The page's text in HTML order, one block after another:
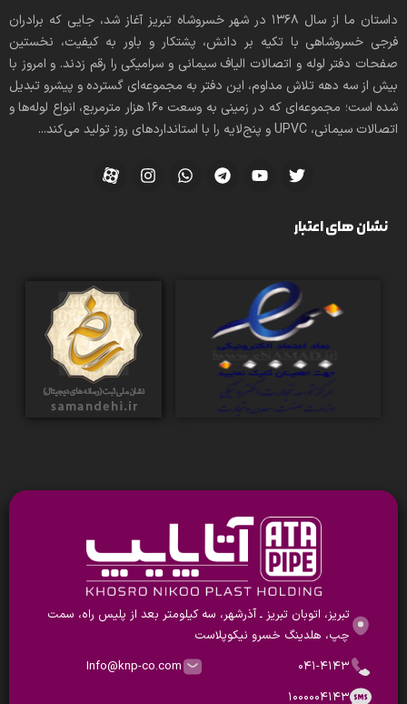
داستان ما از سال ۱۳۶۸ در شهر خسروشاه تبریز آغاز شد، جایی که برادران
فرجی خسروشاهی با تکیه بر دانش، پشتکار و باور به کیفیت، نخستین
صفحات دفتر لوله و اتصالات الیاف سیمانی و سرامیکی را رقم زدند. و امروز با
بیش از سه دهه تلاش مداوم، این دفتر به مجموعه‌ای گسترده و پیشرو تبدیل
شده است؛ مجموعه‌ای که در زمینی به وسعت 160 هزار مترمربع، انواع لوله‌ها و
اتصالات سیمانی، UPVC و پنج‌لایه را با استانداردهای روز تولید می‌کند...
نشان های اعتبار
تبریز، اتوبان تبریز ـ آذرشهر، سه کیلومتر بعد از پلیس راه، سمت
چپ، هلدینگ خسرو نیکوپلاست
۰۴۱-۴۱۴۳
Info@knp-co.com
۱۰۰۰۰۰۴۱۴۳